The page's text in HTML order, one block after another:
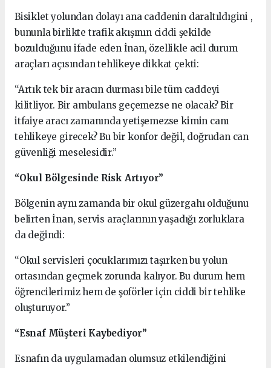
Bisiklet yolundan dolayı ana caddenin daraltıldıgini ,
bununla birlikte trafik akışının ciddi şekilde
bozulduğunu ifade eden İnan, özellikle acil durum
araçları açısından tehlikeye dikkat çekti:
“Artık tek bir aracın durması bile tüm caddeyi
kilitliyor. Bir ambulans geçemezse ne olacak? Bir
itfaiye aracı zamanında yetişemezse kimin canı
tehlikeye girecek? Bu bir konfor değil, doğrudan can
güvenliği meselesidir.”
“Okul Bölgesinde Risk Artıyor”
Bölgenin aynı zamanda bir okul güzergahı olduğunu
belirten İnan, servis araçlarının yaşadığı zorluklara
da değindi:
“Okul servisleri çocuklarımızı taşırken bu yolun
ortasından geçmek zorunda kalıyor. Bu durum hem
öğrencilerimiz hem de şoförler için ciddi bir tehlike
oluşturuyor.”
“Esnaf Müşteri Kaybediyor”
Esnafın da uygulamadan olumsuz etkilendiğini